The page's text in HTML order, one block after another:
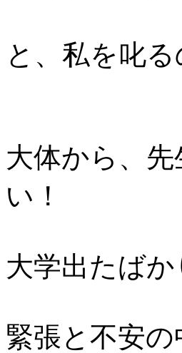
と、私を叱る
大体から、
い！
大学出たば
緊張と不安